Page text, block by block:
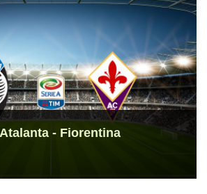
- Fiorentina